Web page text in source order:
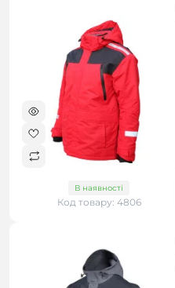
В наявності
Код товару: 4806